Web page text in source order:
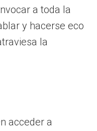
a toda la
y hacerse eco
la
acceder a